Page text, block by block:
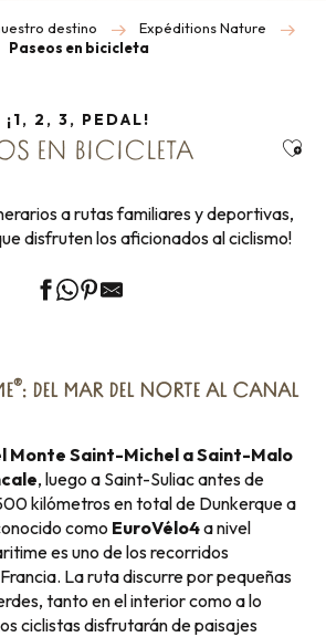
destino
Expéditions Nature
Paseos en bicicleta
¡1, 2, 3, PEDAL!
EN BICICLETA
a rutas familiares y deportivas,
disfruten los aficionados al ciclismo!
®: DEL MAR DEL NORTE AL CANAL
Monte Saint-Michel a Saint-Malo
, luego a Saint-Suliac antes de
kilómetros en total de Dunkerque a
como EuroVélo4a nivel
es uno de los recorridos
La ruta discurre por pequeñas
tanto en el interior como a lo
ciclistas disfrutarán de paisajes